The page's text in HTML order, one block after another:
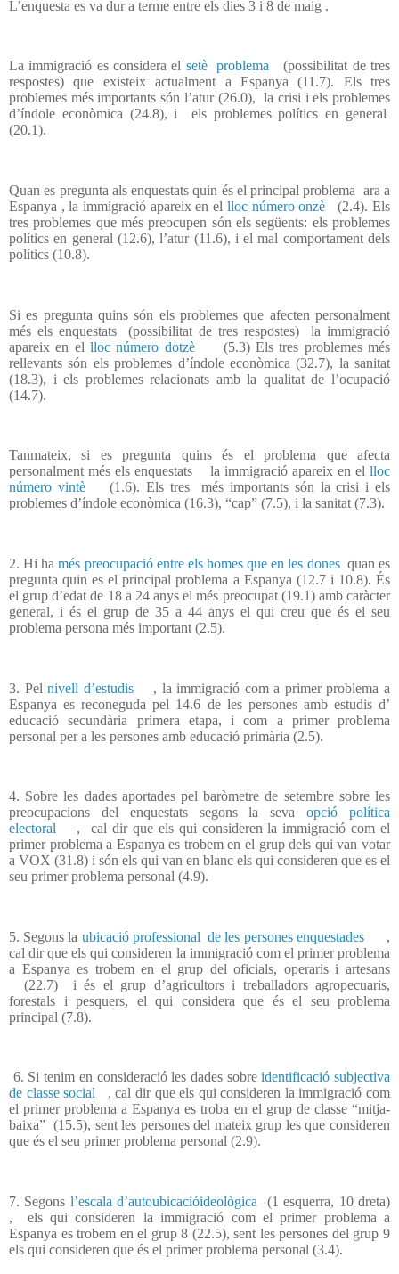
L’enquesta es va dur a terme entre els dies 3 i 8 de maig .
La immigració es considera el setè problema
(possibilitat de tres
respostes) que existeix actualment a Espanya (11.7). Els tres
problemes més importants són l’atur (26.0), la crisi i els problemes
d’índole econòmica (24.8), i els problemes polítics en general
(20.1).
Quan es pregunta als enquestats quin és el principal problema ara a
Espanya , la immigració apareix en el lloc número onzè
(2.4). Els
tres problemes que més preocupen són els següents: els problemes
polítics en general (12.6), l’atur (11.6), i el mal comportament dels
polítics (10.8).
Si es pregunta quins són els problemes que afecten personalment
més els enquestats (possibilitat de tres respostes) la immigració
apareix en ellloc número dotzè
(5.3) Els tres problemes més
rellevants són els problemes d’índole econòmica (32.7), la sanitat
(18.3), i els problemes relacionats amb la qualitat de l’ocupació
(14.7).
Tanmateix, si es pregunta quins és el problema que afecta
personalment més els enquestats
la immigració apareix en el lloc
número vintè
(1.6). Els tres
més importants són la crisi i els
problemes d’índole econòmica (16.3), “cap” (7.5), i la sanitat (7.3).
2. Hi hamés preocupació entre els homes que en les dones quan es
pregunta quin es el principal problema a Espanya (12.7 i 10.8). És
el grup d’edat de 18 a 24 anys el més preocupat (19.1) amb caràcter
general, i és el grup de 35 a 44 anys el qui creu que és el seu
problema persona més important (2.5).
3. Pelnivell d’estudis
, la immigració com a primer problema a
Espanya es reconeguda pel 14.6 de les persones amb estudis d’
educació secundària primera etapa, i com a primer problema
personal per a les persones amb educació primària (2.5).
4. Sobre les dades aportades pel baròmetre de setembre sobre les
preocupacions del enquestats segons la sevaopció política
electoral
, cal dir que els qui consideren la immigració com el
primer problema a Espanya es trobem en el grup dels qui van votar
a VOX (31.8) i són els qui van en blanc els qui consideren que es el
seu primer problema personal (4.9).
5. Segons la ubicació professional de les persones enquestades
,
cal dir que els qui consideren la immigració com el primer problema
a Espanya es trobem en el grup del oficials, operaris i artesans
(22.7) i és el grup d’agricultors i treballadors agropecuaris,
forestals i pesquers, el qui considera que és el seu problema
principal (7.8).
6. Si tenim en consideració les dades sobreidentificació subjectiva
de classe social
, cal dir que els qui consideren la immigració com
el primer problema a Espanya es troba en el grup de classe “mitja-
baixa” (15.5), sent les persones del mateix grup les que consideren
que és el seu primer problema personal (2.9).
7. Segons l’escala d’autoubicacióideològica
(1 esquerra, 10 dreta)
,
els qui consideren la immigració com el primer problema a
Espanya es trobem en el grup 8 (22.5), sent les persones del grup 9
els qui consideren que és el primer problema personal (3.4).